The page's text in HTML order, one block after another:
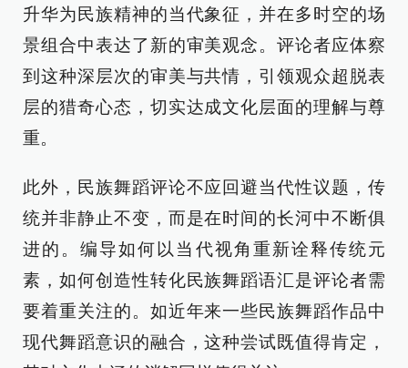
升华为民族精神的当代象征，并在多时空的场
景组合中表达了新的审美观念。评论者应体察
到这种深层次的审美与共情，引领观众超脱表
层的猎奇心态，切实达成文化层面的理解与尊
重。
此外，民族舞蹈评论不应回避当代性议题，传
统并非静止不变，而是在时间的长河中不断俱
进的。编导如何以当代视角重新诠释传统元
素，如何创造性转化民族舞蹈语汇是评论者需
要着重关注的。如近年来一些民族舞蹈作品中
现代舞蹈意识的融合，这种尝试既值得肯定，